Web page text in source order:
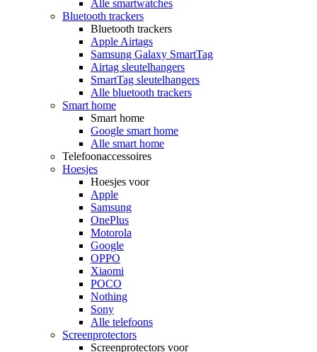
Alle smartwatches
Bluetooth trackers
Bluetooth trackers
Apple Airtags
Samsung Galaxy SmartTag
Airtag sleutelhangers
SmartTag sleutelhangers
Alle bluetooth trackers
Smart home
Smart home
Google smart home
Alle smart home
Telefoonaccessoires
Hoesjes
Hoesjes voor
Apple
Samsung
OnePlus
Motorola
Google
OPPO
Xiaomi
POCO
Nothing
Sony
Alle telefoons
Screenprotectors
Screenprotectors voor